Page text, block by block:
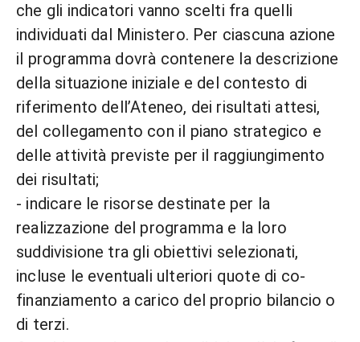
che gli indicatori vanno scelti fra quelli
individuati dal Ministero. Per ciascuna azione
il programma dovrà contenere la descrizione
della situazione iniziale e del contesto di
riferimento dell’Ateneo, dei risultati attesi,
del collegamento con il piano strategico e
delle attività previste per il raggiungimento
dei risultati;
- indicare le risorse destinate per la
realizzazione del programma e la loro
suddivisione tra gli obiettivi selezionati,
incluse le eventuali ulteriori quote di co-
finanziamento a carico del proprio bilancio o
di terzi.